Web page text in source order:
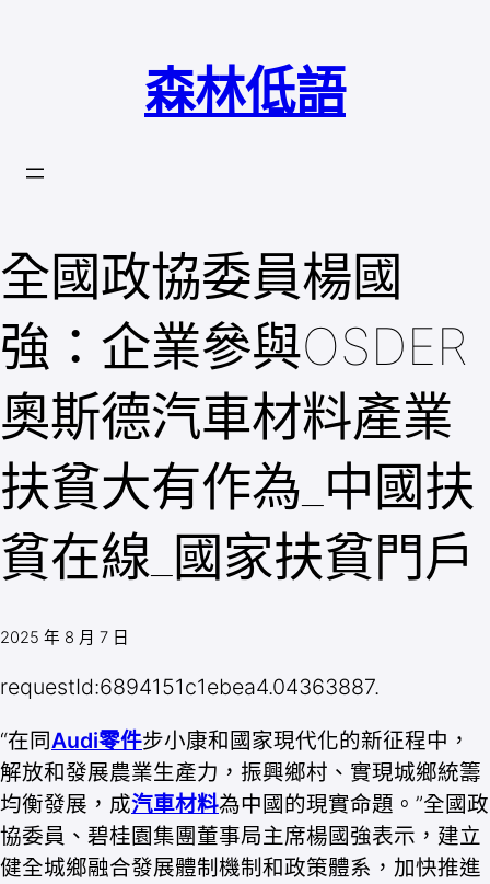
森林低語
全國政協委員楊國
強：企業參與OSDER
奧斯德汽車材料產業
扶貧大有作為_中國扶
貧在線_國家扶貧門戶
2025 年 8 月 7 日
requestId:6894151c1ebea4.04363887.
“在同Audi零件步小康和國家現代化的新征程中，
解放和發展農業生產力，振興鄉村、實現城鄉統籌
均衡發展，成汽車材料為中國的現實命題。”全國政
協委員、碧桂園集團董事局主席楊國強表示，建立
健全城鄉融合發展體制機制和政策體系，加快推進